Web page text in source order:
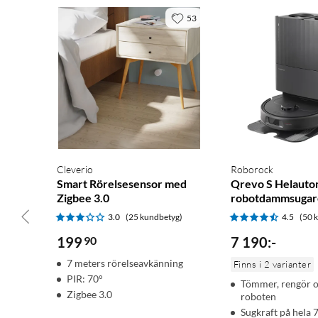
Cleverio
Smart Rörelsesensor med
Zigbee 3.0
3.0 (25 kundbetyg)
199 90
7 meters rörelseavkänning
PIR: 70°
Zigbee 3.0
53
Roborock
Qrevo S
4.5 (50
7 190:-
Finns i 2 varianter
Tömmer, rengör
roboten
Sugkraft på hela